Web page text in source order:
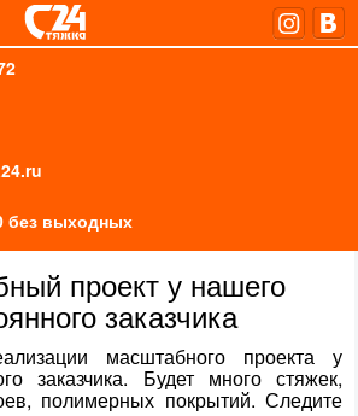
без выходных
проект у нашего
заказчика
масштабного проекта у
заказчика. Будет много стяжек,
полимерных покрытий. Следите